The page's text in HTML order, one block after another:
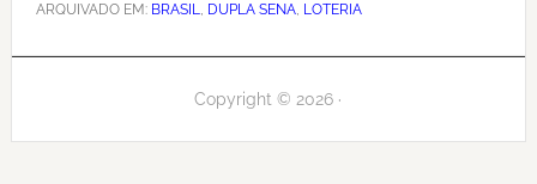
ARQUIVADO EM: BRASIL, DUPLA SENA, LOTERIA
Copyright © 2026 ·